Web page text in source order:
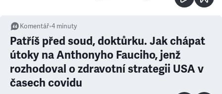
Komentář•4 minuty
Patříš před soud, doktůrku. Jak chápat
útoky na Anthonyho Fauciho, jenž
rozhodoval o zdravotní strategii USA v
časech covidu